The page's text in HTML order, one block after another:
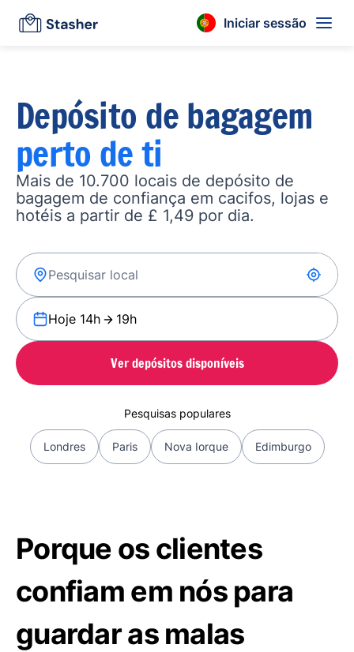
Iniciar sessão
Depósito de bagagem
perto de ti
Mais de 10.700 locais de depósito de
bagagem de confiança em cacifos, lojas e
hotéis a partir de £ 1,49 por dia.
Hoje 14h 19h
Ver depósitos disponíveis
Pesquisas populares
Londres Paris Nova Iorque Edimburgo
Porque os clientes
confiam em nós para
guardar as malas